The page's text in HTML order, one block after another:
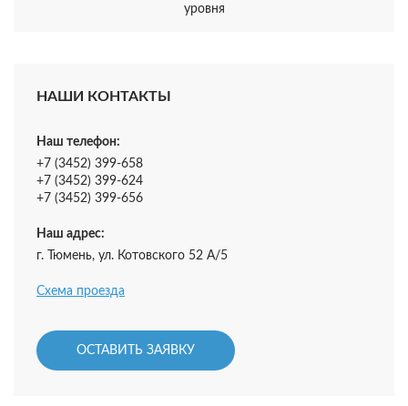
уровня
НАШИ КОНТАКТЫ
Наш телефон:
+7 (3452) 399-658
+7 (3452) 399-624
+7 (3452) 399-656
Наш адрес:
г. Тюмень, ул. Котовского 52 А/5
Схема проезда
ОСТАВИТЬ ЗАЯВКУ